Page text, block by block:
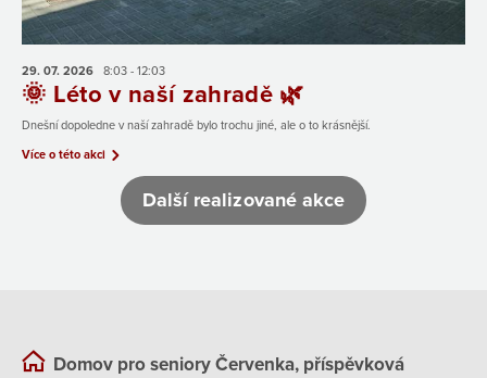
29. 07. 2026 8:03 - 12:03
🌞 Léto v naší zahradě 🌿
Dnešní dopoledne v naší zahradě bylo trochu jiné, ale o to krásnější.
Více o této akci
Další realizované akce
Domov pro seniory Červenka, příspěvková